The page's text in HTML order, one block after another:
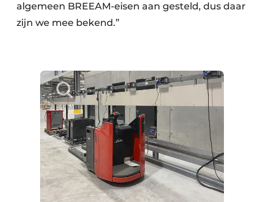
algemeen BREEAM-eisen aan gesteld, dus daar
zijn we mee bekend.”